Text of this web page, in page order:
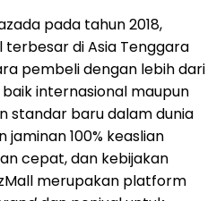
pada tahun 2018,
terbesar di Asia Tenggara
pembeli dengan lebih dari
internasional maupun
standar baru dalam dunia
100% keaslian
cepat, dan kebijakan
merupakan platform